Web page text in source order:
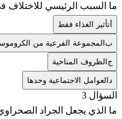
ما السبب الرئيسي للاختلاف في
أتأثير الغذاء فقط
ب المجموعة الفرعية من
ج الظروف المناخية
د العوامل الاجتماعية وحدها
السؤال 3
ما الذي يجعل الجراد